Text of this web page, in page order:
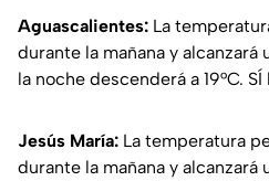
Aguascalientes: La
durante la mañana y alcanzará
la noche descenderá a 19°C.
Jesús María: La temperatura
durante la mañana y alcanzará